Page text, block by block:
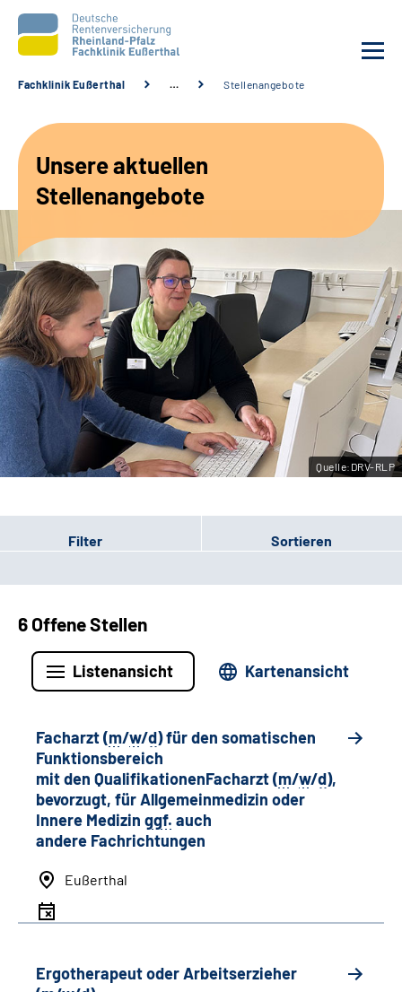
Unsere Angebote
Karriere
Beratungsstellen &
Zuweisende
Suche
Leichte Sprache
Gebärdensprache
Fachklinik Eußerthal … Stellenangebote
Unsere aktuellen
Stellenangebote
Quelle:DRV-RLP
Filter Sortieren
6 Offene Stellen
Listenansicht Kartenansicht
Facharzt (m/w/d) für den somatischen
Funktionsbereich
mit den QualifikationenFacharzt (m/w/d),
bevorzugt, für Allgemeinmedizin oder
Innere Medizin ggf. auch
andere Fachrichtungen
Eußerthal
Ergotherapeut oder Arbeitserzieher